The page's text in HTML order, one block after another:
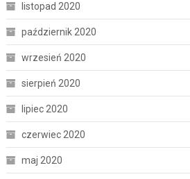
listopad 2020
październik 2020
wrzesień 2020
sierpień 2020
lipiec 2020
czerwiec 2020
maj 2020